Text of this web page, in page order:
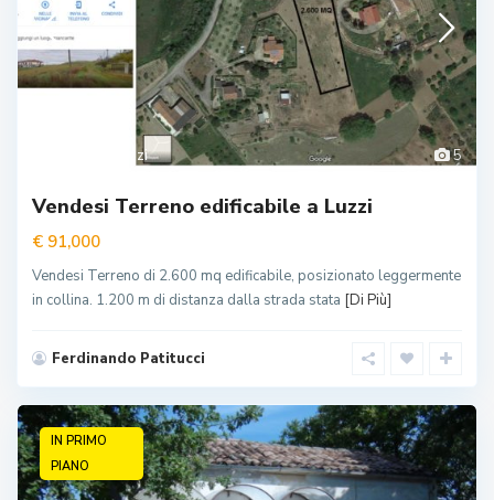
5
Luzzi
Vendesi Terreno edificabile a Luzzi
€ 91,000
Vendesi Terreno di 2.600 mq edificabile, posizionato leggermente
in collina. 1.200 m di distanza dalla strada stata [Di Più]
Ferdinando Patitucci
IN PRIMO
PIANO